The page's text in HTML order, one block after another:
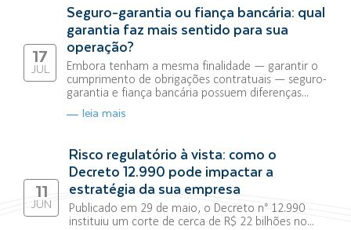
17
JUL
Seguro-garantia ou fiança bancária: qual
garantia faz mais sentido para sua
operação?
Embora tenham a mesma finalidade — garantir o
cumprimento de obrigações contratuais — seguro-
garantia e fiança bancária possuem diferenças...
leia mais
11
JUN
Risco regulatório à vista: como o
Decreto 12.990 pode impactar a
estratégia da sua empresa
Publicado em 29 de maio, o Decreto n° 12.990
instituiu um corte de cerca de R$ 22 bilhões no...